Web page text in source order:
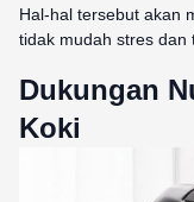
Hal-hal tersebut akan
tidak mudah stres dan
Dukungan
Koki